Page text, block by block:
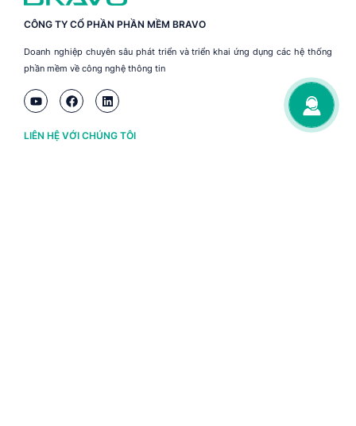
CÔNG TY CỔ PHẦN PHẦN MỀM BRAVO
Doanh nghiệp chuyên sâu phát triển và triển khai ứng dụng các hệ thống
phần mềm về công nghệ thông tin
LIÊN HỆ VỚI CHÚNG TÔI